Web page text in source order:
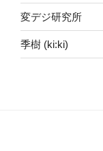
変デジ研究所
季樹 (ki:ki)